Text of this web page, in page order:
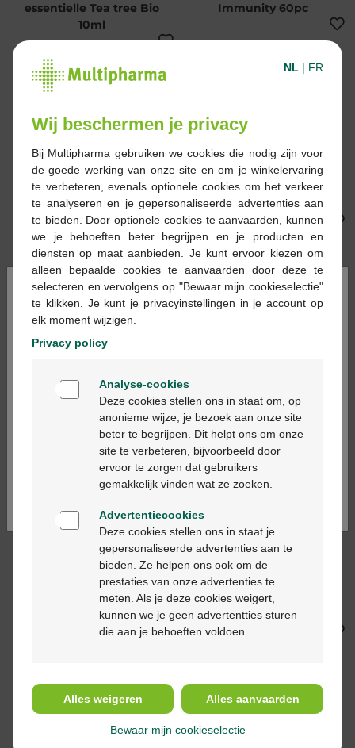
essentielle Tea tree Bio
10ml
Immunity 60pc
9,60 €
Pranarom Gaultherie
odorante bio huile
essentielle 10ml
8,85 €
Pranarom Cumin huile
essentiel 5ml
Pranarom Eucalyptus
citronne bio huile
essentielle 10ml
chine bio huile
essentiel 10ml
17,90 €
Pranarom Myrrhe huile
essentielle 5ml
59,30 €
Pranarom Ledon
groenland bio huile
essentielle 5ml
×
Bienvenue
Ga verder in het nederlands
Continuez en français
NL | FR
Wij beschermen je privacy
Bij Multipharma gebruiken we cookies die nodig zijn voor
de goede werking van onze site en om je winkelervaring
te verbeteren, evenals optionele cookies om het verkeer
te analyseren en je gepersonaliseerde advertenties aan
te bieden. Door optionele cookies te aanvaarden, kunnen
we je behoeften beter begrijpen en je producten en
diensten op maat aanbieden. Je kunt ervoor kiezen om
alleen bepaalde cookies te aanvaarden door deze te
selecteren en vervolgens op "Bewaar mijn cookieselectie"
te klikken. Je kunt je privacyinstellingen in je account op
elk moment wijzigen.
Privacy policy
Analyse-cookies
Deze cookies stellen ons in staat om, op
anonieme wijze, je bezoek aan onze site
beter te begrijpen. Dit helpt ons om onze
site te verbeteren, bijvoorbeeld door
ervoor te zorgen dat gebruikers
gemakkelijk vinden wat ze zoeken.
Advertentiecookies
Deze cookies stellen ons in staat je
gepersonaliseerde advertenties aan te
bieden. Ze helpen ons ook om de
prestaties van onze advertenties te
meten. Als je deze cookies weigert,
kunnen we je geen advertentties sturen
die aan je behoeften voldoen.
Alles weigeren Alles aanvaarden
Bewaar mijn cookieselectie